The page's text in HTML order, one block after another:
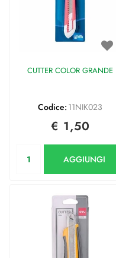
CUTTER COLOR GRANDE
Codice: 11NIK023
€ 1,50
AGGIUNGI